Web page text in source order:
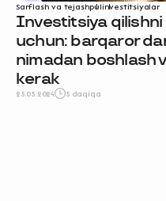
Sarflash va tejashpulinvestitsiyalar
Investitsiya
uchun: barqaror
nimadan boshlash
kerak
25.05.2024 5 daqiqa